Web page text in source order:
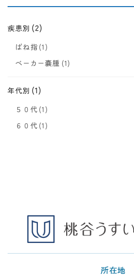
疾患別 (2)
ばね指(1)
ベーカー嚢腫 (1)
年代別 (1)
５０代(1)
６０代(1)
所在地